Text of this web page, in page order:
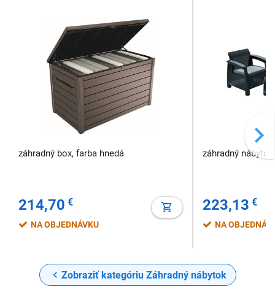
záhradný box, farba hnedá
214,70 €
NA OBJEDNÁVKU
záhradný
223,13 €
NA
Zobraziť kategóriu Záhradný nábytok